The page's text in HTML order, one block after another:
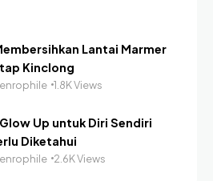
Lantai Marmer
Kinclong
1.8K Views
Up untuk Diri Sendiri
Diketahui
2.6K Views